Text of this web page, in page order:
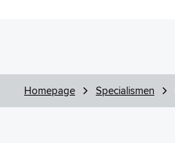
Homepage Specialismen